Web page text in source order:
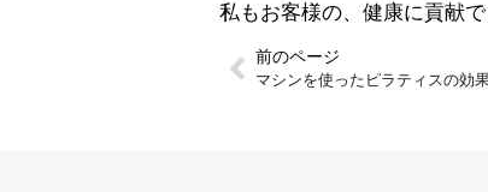
私もお客様の、健康に貢献
前のページ
マシンを使ったピラティスの効